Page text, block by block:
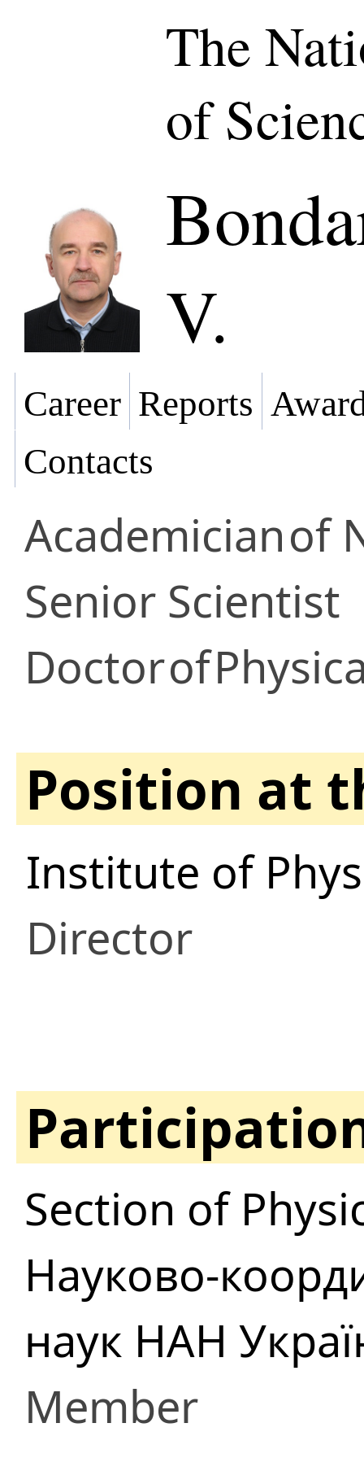
The
of
V.
Career Reports
Contacts
Academicianof
Senior Scientist
Doctorof
Position at
Institute of
Director
Section of
Науково-
наук НАН
Member